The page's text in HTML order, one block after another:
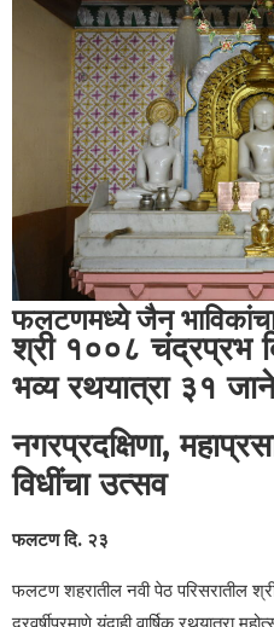
फलटणमध्ये जैन
श्री १००८ चंद्रप्रभ
भव्य रथयात्रा ३१
नगरप्रदक्षिणा,
विधींचा उत्सव
फलटण दि. २३
फलटण शहरातील नवी पेठ परिसरातील
दरवर्षीप्रमाणे यंदाही वार्षिक रथयात्रा